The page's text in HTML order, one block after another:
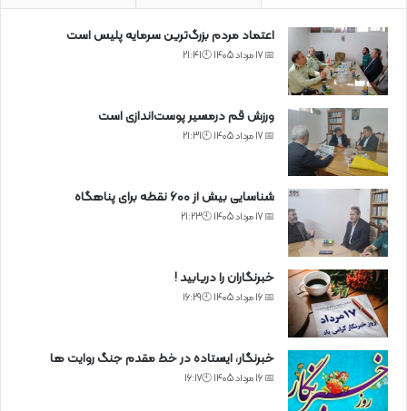
اعتماد مردم بزرگ‌ترین سرمایه پلیس است
📅 17 مرداد 1405 🕙21:41
ورزش قم درمسیر پوست‌اندازی است
📅 17 مرداد 1405 🕙21:31
شناسایی بیش از ۶۰۰ نقطه برای پناهگاه
📅 17 مرداد 1405 🕙21:23
خبرنگاران را دریابید !
📅 16 مرداد 1405 🕙16:29
خبرنگار، ایستاده در خط مقدم جنگ روایت ها
📅 16 مرداد 1405 🕙16:17